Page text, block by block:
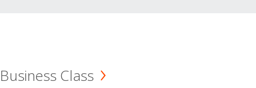
Business Class